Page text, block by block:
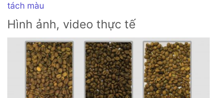
tách màu
Hình ảnh, video thực tế